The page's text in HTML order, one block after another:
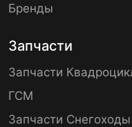
Бренды
Запчасти
Запчасти
ГСМ
Запчасти Снегоходы